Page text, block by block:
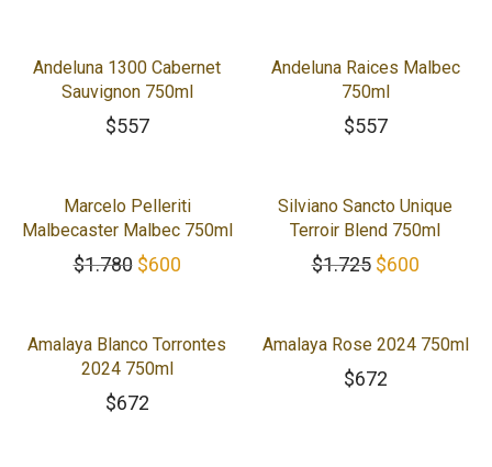
Andeluna 1300 Cabernet
Sauvignon 750ml
$557
Andeluna Raices Malbec
750ml
$557
Marcelo Pelleriti
Malbecaster Malbec 750ml
$1.780 El precio original era: $1.780.
$600El precio actual es: $600.
65%
Silviano Sancto Unique
Terroir Blend 750ml
$1.725 El precio
$600El
Amalaya Blanco Torrontes
2024 750ml
$672
Amalaya Rose 2024 750ml
$672